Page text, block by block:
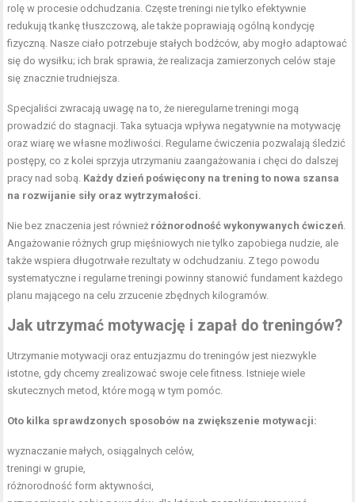
rolę w procesie odchudzania. Częste treningi nie tylko efektywnie
redukują tkankę tłuszczową, ale także poprawiają ogólną kondycję
fizyczną. Nasze ciało potrzebuje stałych bodźców, aby mogło adaptować
się do wysiłku; ich brak sprawia, że realizacja zamierzonych celów staje
się znacznie trudniejsza.
Specjaliści zwracają uwagę na to, że nieregularne treningi mogą
prowadzić do stagnacji. Taka sytuacja wpływa negatywnie na motywację
oraz wiarę we własne możliwości. Regularne ćwiczenia pozwalają śledzić
postępy, co z kolei sprzyja utrzymaniu zaangażowania i chęci do dalszej
pracy nad sobą. Każdy dzień poświęcony na trening to nowa szansa
na rozwijanie siły oraz wytrzymałości.
Nie bez znaczenia jest również różnorodność wykonywanych ćwiczeń
Angażowanie różnych grup mięśniowych nie tylko zapobiega nudzie, ale
także wspiera długotrwałe rezultaty w odchudzaniu. Z tego powodu
systematyczne i regularne treningi powinny stanowić fundament każdego
planu mającego na celu zrzucenie zbędnych kilogramów.
Jak utrzymać motywację i zapał do treningów?
Utrzymanie motywacji oraz entuzjazmu do treningów jest niezwykle
istotne, gdy chcemy zrealizować swoje cele fitness. Istnieje wiele
skutecznych metod, które mogą w tym pomóc.
Oto kilka sprawdzonych sposobów na zwiększenie motywacji:
wyznaczanie małych, osiągalnych celów,
treningi w grupie,
różnorodność form aktywności,